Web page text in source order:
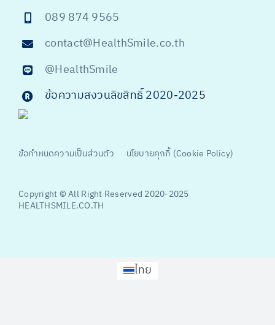
089 874 9565
contact@HealthSmile.co.th
@HealthSmile
ข้อความสงวนลิขสิทธิ์ 2020-2025
ข้อกำหนดความเป็นส่วนตัว นโยบายคุกกี้ (Cookie Policy)
Copyright © All Right Reserved 2020-2025
HEALTHSMILE.CO.TH
ไทย